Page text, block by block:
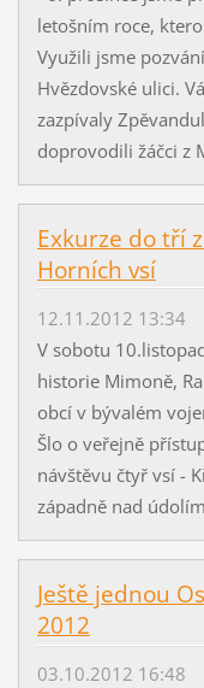
letošním roce,
Využili jsme
Hvězdovské ulici.
zazpívaly
doprovodili žáčci z
Exkurze do tří
Horních vsí
12.11.2012 13:34
V sobotu
historie Mimoně,
obcí v bývalém
Šlo o veřejně
návštěvu čtyř vsí -
západně nad
Ještě jednou
2012
03.10.2012 16:48